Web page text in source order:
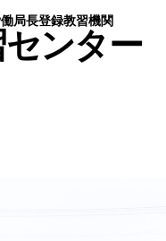
長登録教習機関
ンター
局長登録教習機関
ンター